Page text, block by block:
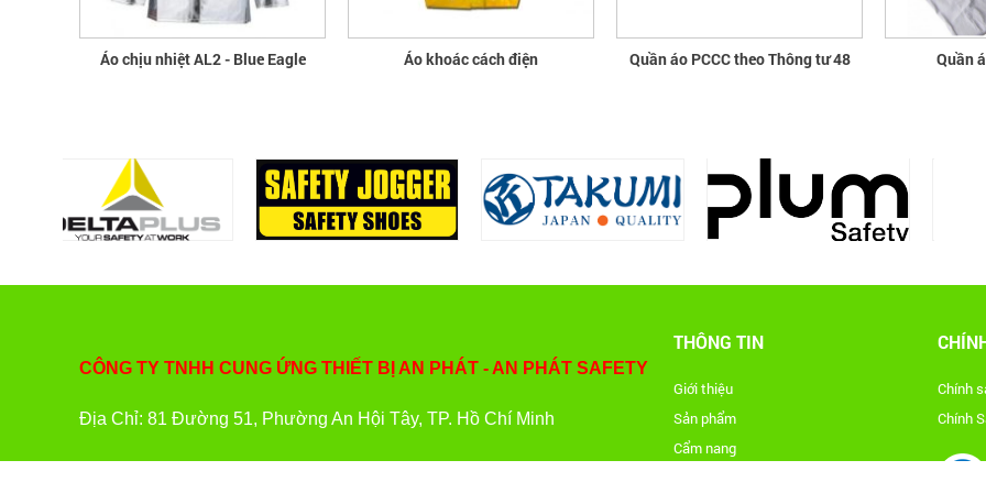
Áo chịu nhiệt AL2 - Blue Eagle Áo khoác cách điện Quần áo PCCC theo Thông tư 48 Quần
CÔNG TY TNHH CUNG ỨNG THIẾT BỊ AN PHÁT - AN PHÁT SAFETY
Địa Chỉ: 81 Đường 51, Phường An Hội Tây, TP. Hồ Chí Minh
THÔNG TIN
Giới thiệu
Sản phẩm
Cẩm nang
Chính
Chính